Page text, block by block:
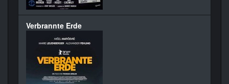
Verbrannte Erde